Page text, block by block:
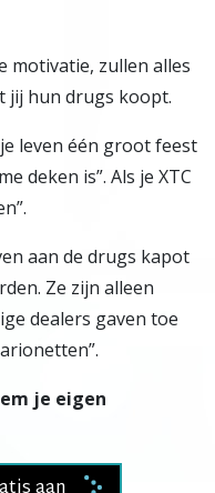
motivatie, zullen alles
jij hun drugs koopt.
leven één groot feest
deken is”. Als je XTC
aan de drugs kapot
Ze zijn alleen
dealers gaven toe
je eigen